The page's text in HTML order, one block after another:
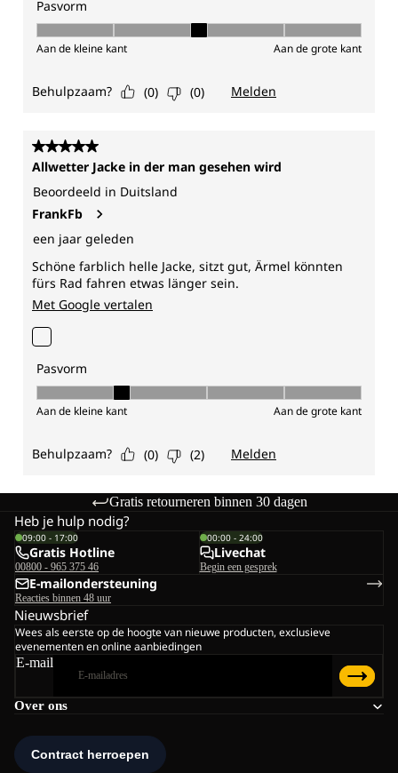
Gratis retourneren binnen 30 dagen
Over ons
Heb je hulp nodig?
09:00 - 17:00
Gratis Hotline
00800 - 965 375 46
00:00 - 24:00
Livechat
Begin een gesprek
E-mailondersteuning
Reacties binnen 48 uur
Nieuwsbrief
Wees als eerste op de hoogte van nieuwe producten, exclusieve
evenementen en online aanbiedingen
E-mail